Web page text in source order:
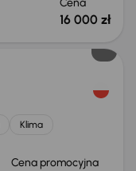
Cena
16 000 zł
Klima
Cena promocyjna